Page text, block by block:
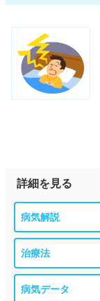
詳細を見る
病気解説
治療法
病気データ